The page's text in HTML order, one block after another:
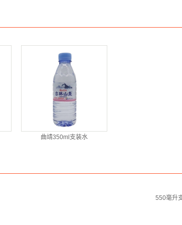
曲靖350ml支装水
550毫升